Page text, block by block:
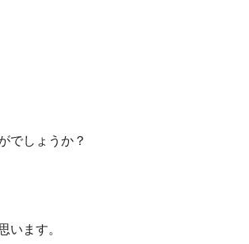
でしょうか？
います。